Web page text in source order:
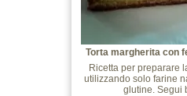
Torta margherita con
Ricetta per preparare
utilizzando solo farine
glutine. Segui